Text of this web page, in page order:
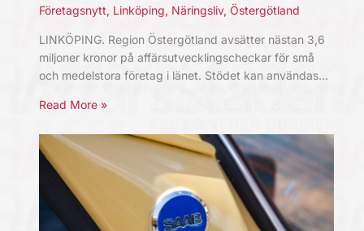
Företagsnytt, Linköping, Näringsliv, Östergötland
LINKÖPING. Region Östergötland avsätter nästan 3,6
miljoner kronor på affärsutvecklingscheckar för små
och medelstora företag i länet. Stödet kan användas…
Read More »